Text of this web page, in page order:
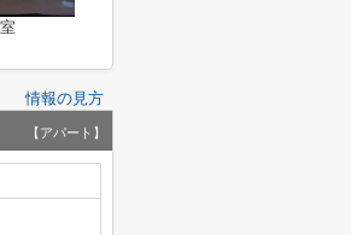
情報の見方
【アパート】